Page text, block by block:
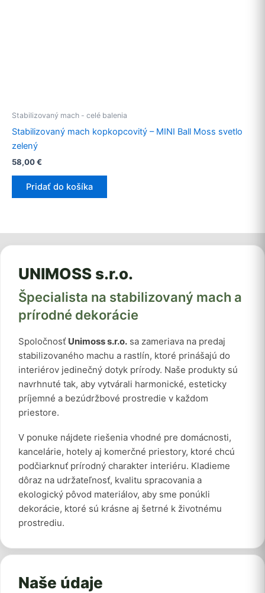
Stabilizovaný mach - celé balenia
Stabilizovaný mach kopkopcovitý – MINI Ball Moss svetlo
zelený
58,00€
Pridať do košíka
UNIMOSS s.r.o.
Špecialista na stabilizovaný mach a
prírodné dekorácie
Spoločnosť Unimoss s.r.o. sa zameriava na predaj
stabilizovaného machu a rastlín, ktoré prinášajú do
interiérov jedinečný dotyk prírody. Naše produkty sú
navrhnuté tak, aby vytvárali harmonické, esteticky
príjemné a bezúdržbové prostredie v každom
priestore.
V ponuke nájdete riešenia vhodné pre domácnosti,
kancelárie, hotely aj komerčné priestory, ktoré chcú
podčiarknuť prírodný charakter interiéru. Kladieme
dôraz na udržateľnosť, kvalitu spracovania a
ekologický pôvod materiálov, aby sme ponúkli
dekorácie, ktoré sú krásne aj šetrné k životnému
prostrediu.
Naše údaje